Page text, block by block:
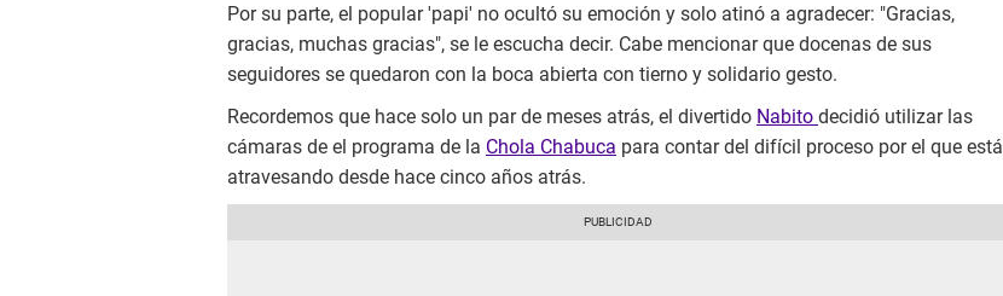
Por su parte, el popular 'papi' no ocultó su emoción y solo atinó a agradecer: "Gracias,
gracias, muchas gracias", se le escucha decir. Cabe mencionar que docenas de sus
seguidores se quedaron con la boca abierta con tierno y solidario gesto.
Recordemos que hace solo un par de meses atrás, el divertido Nabito decidió utilizar las
cámaras de el programa de la Chola Chabuca para contar del difícil proceso por el que está
atravesando desde hace cinco años atrás.